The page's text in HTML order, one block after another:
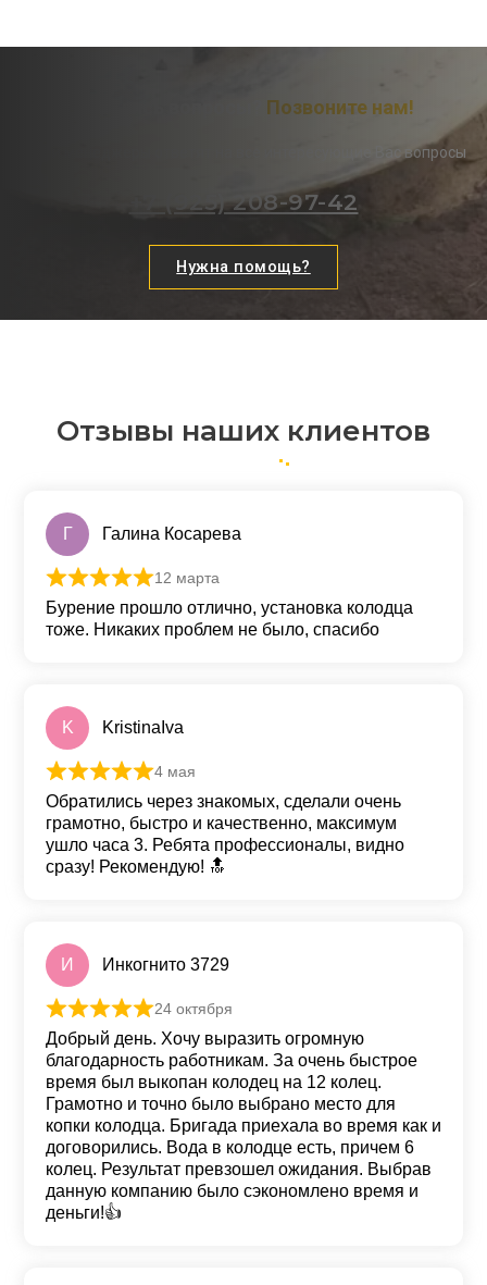
Позвоните нам!
Наши менеджеры ответят на все интересующие Вас вопросы
+7 (925) 208-97-42
Нужна помощь?
Отзывы наших клиентов
Г Галина Косарева
Оценка из 5
12 марта
Бурение прошло отлично, установка колодца
тоже. Никаких проблем не было, спасибо
K KristinaIva
Оценка
4 мая
Обратились через знакомых, сделали очень
грамотно, быстро и качественно, максимум
ушло часа 3. Ребята профессионалы, видно
сразу! Рекомендую! 🔝
И Инкогнито 3729
Оценка
24 октября
Добрый день. Хочу выразить огромную
благодарность работникам. За очень быстрое
время был выкопан колодец на 12 колец.
Грамотно и точно было выбрано место для
копки колодца. Бригада приехала во время как и
договорились. Вода в колодце есть, причем 6
колец. Результат превзошел ожидания. Выбрав
данную компанию было сэкономлено время и
деньги!👍